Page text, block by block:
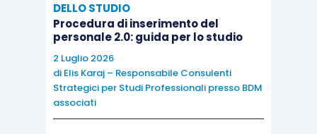
DELLO STUDIO
Procedura di inserimento del
personale 2.0: guida per lo studio
2 Luglio 2026
di Elis Karaj – Responsabile Consulenti
Strategici per Studi Professionali presso BDM
associati